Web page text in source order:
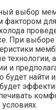
выбор
фактором
При выборе
технологии,
и
будет